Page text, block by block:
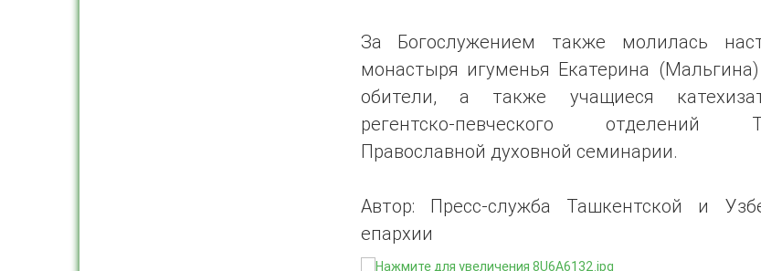
За Богослужением также молилась
монастыря игуменья Екатерина
обители, а также учащиеся
регентско-певческого отделений
Православной духовной семинарии.
Автор: Пресс-служба Ташкентской и
епархии